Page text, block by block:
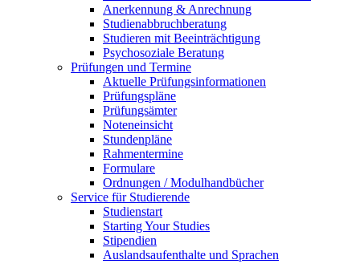
Anerkennung & Anrechnung
Studienabbruchberatung
Studieren mit Beeinträchtigung
Psychosoziale Beratung
Prüfungen und Termine
Aktuelle Prüfungsinformationen
Prüfungspläne
Prüfungsämter
Noteneinsicht
Stundenpläne
Rahmentermine
Formulare
Ordnungen / Modulhandbücher
Service für Studierende
Studienstart
Starting Your Studies
Stipendien
Auslandsaufenthalte und Sprachen